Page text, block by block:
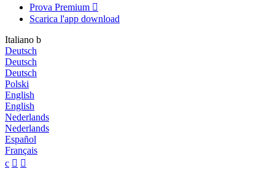
Prova Premium 
Scarica l'app download
Italiano b
Deutsch
Deutsch
Deutsch
Polski
English
English
Nederlands
Nederlands
Español
Français
c  